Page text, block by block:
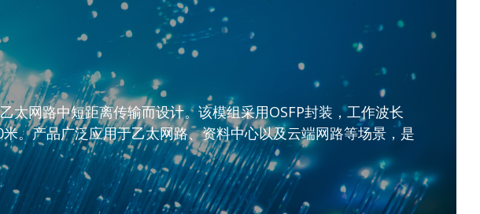
太网路中短距离传输而设计。该模组采用OSFP封装，工作波长
。产品广泛应用于乙太网路、资料中心以及云端网路等场景，是